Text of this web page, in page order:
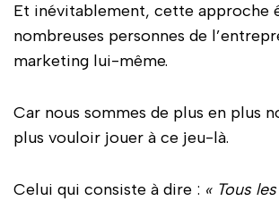
Et inévitablement, cette approche
nombreuses personnes de
marketing lui-même.
Car nous sommes de plus en plus
plus vouloir jouer à ce jeu-là.
Celui qui consiste à dire : « Tous